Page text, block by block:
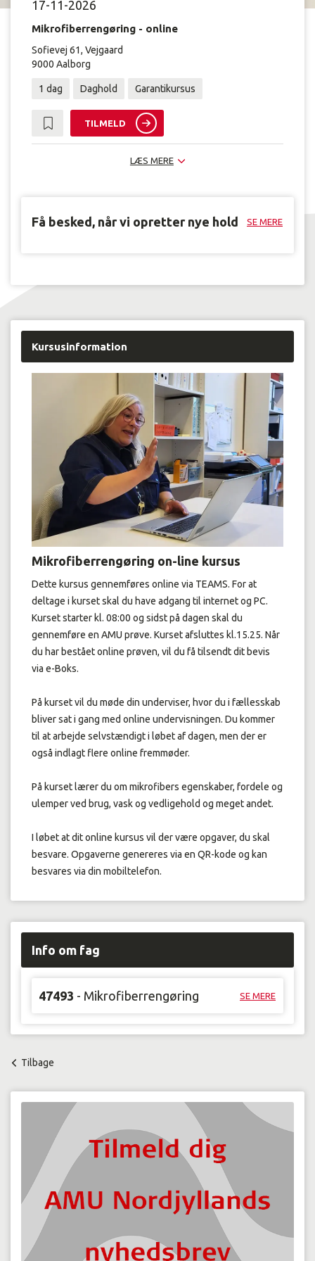
17-11-2026
Mikrofiberrengøring - online
Sofievej 61, Vejgaard
9000 Aalborg
1 dag Daghold Garantikursus
TILMELD
LÆS MERE
Få besked, når vi opretter nye hold SE MERE
Kursusinformation
Mikrofiberrengøring on-line kursus
Dette kursus gennemføres online via TEAMS. For at
deltage i kurset skal du have adgang til internet og PC.
Kurset starter kl. 08:00 og sidst på dagen skal du
gennemføre en AMU prøve. Kurset afsluttes kl.15.25. Når
du har bestået online prøven, vil du få tilsendt dit bevis
via e-Boks.
På kurset vil du møde din underviser, hvor du i fællesskab
bliver sat i gang med online undervisningen. Du kommer
til at arbejde selvstændigt i løbet af dagen, men der er
også indlagt flere online fremmøder.
På kurset lærer du om mikrofibers egenskaber, fordele og
ulemper ved brug, vask og vedligehold og meget andet.
I løbet at dit online kursus vil der være opgaver, du skal
besvare. Opgaverne genereres via en QR-kode og kan
besvares via din mobiltelefon.
Info om fag
47493 - Mikrofiberrengøring SE MERE
Tilbage